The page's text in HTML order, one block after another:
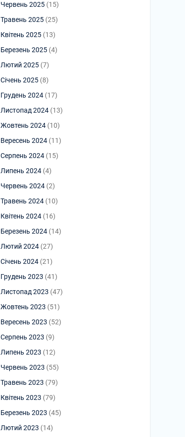
Червень 2025 (15)
Травень 2025 (25)
Квітень 2025 (13)
Березень 2025 (4)
Лютий 2025 (7)
Січень 2025 (8)
Грудень 2024 (17)
Листопад 2024 (13)
Жовтень 2024 (10)
Вересень 2024 (11)
Серпень 2024 (15)
Липень 2024 (4)
Червень 2024 (2)
Травень 2024 (10)
Квітень 2024 (16)
Березень 2024 (14)
Лютий 2024 (27)
Січень 2024 (21)
Грудень 2023 (41)
Листопад 2023 (47)
Жовтень 2023 (51)
Вересень 2023 (52)
Серпень 2023 (9)
Липень 2023 (12)
Червень 2023 (55)
Травень 2023 (79)
Квітень 2023 (79)
Березень 2023 (45)
Лютий 2023 (14)